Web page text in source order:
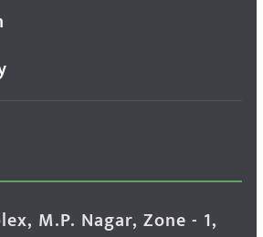
M.P. Nagar, Zone - 1,